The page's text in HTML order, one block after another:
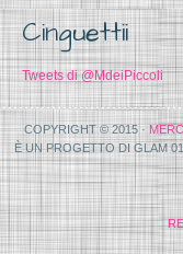
Cinguettii
Tweets di @MdeiPiccoli
COPYRIGHT © 2015 ·
È UN PROGETTO DI GLAM